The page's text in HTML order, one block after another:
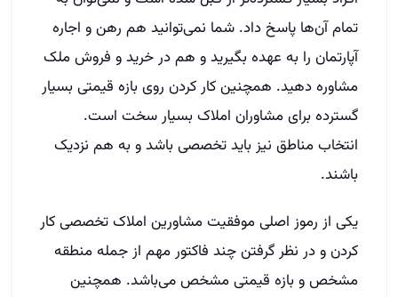
تمام آن‌ها پاسخ داد. شما نمی‌توانید هم رهن و اجاره
آپارتمان را به عهده بگیرید و هم در خرید و فروش ملک
مشاوره دهید. همچنین کار کردن روی بازه قیمتی بسیار
گسترده برای مشاوران املاک بسیار سخت است.
انتخاب مناطق نیز باید تخصصی باشد و به هم نزدیک
باشند.
یکی از رموز اصلی موفقیت مشاورین املاک تخصصی کار
کردن و در نظر گرفتن چند فاکتور مهم از جمله منطقه
مشخص و بازه قیمتی مشخص می‌باشد. همچنین